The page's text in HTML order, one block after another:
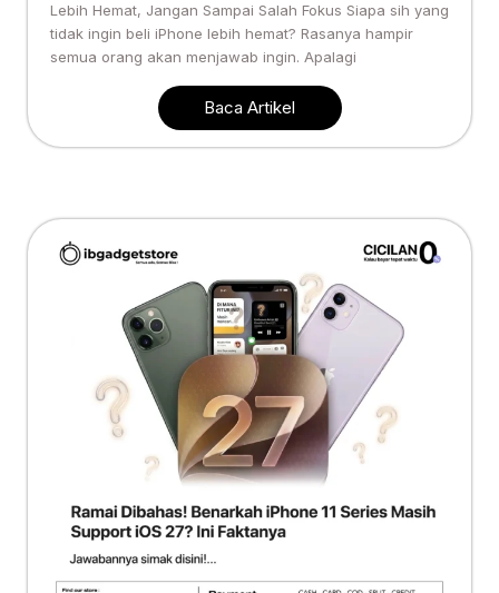
Lebih Hemat, Jangan Sampai Salah Fokus Siapa sih yang
tidak ingin beli iPhone lebih hemat? Rasanya hampir
semua orang akan menjawab ingin. Apalagi
Baca Artikel